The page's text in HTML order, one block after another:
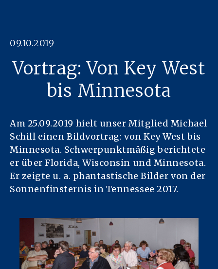
09.10.2019
Vortrag: Von Key West
bis Minnesota
Am 25.09.2019 hielt unser Mitglied Michael
Schill einen Bildvortrag: von Key West bis
Minnesota. Schwerpunktmäßig berichtete
er über Florida, Wisconsin und Minnesota.
Er zeigte u. a. phantastische Bilder von der
Sonnenfinsternis in Tennessee 2017.